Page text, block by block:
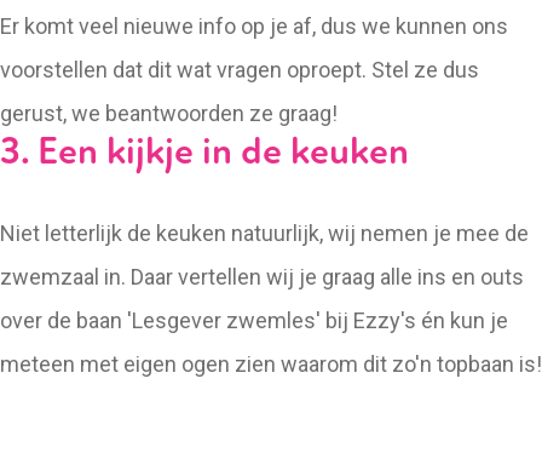
Er komt veel nieuwe info op je af, dus we kunnen ons
voorstellen dat dit wat vragen oproept. Stel ze dus
gerust, we beantwoorden ze graag!
3. Een kijkje in de keuken
Niet letterlijk de keuken natuurlijk, wij nemen je mee de
zwemzaal in. Daar vertellen wij je graag alle ins en outs
over de baan 'Lesgever zwemles' bij Ezzy's én kun je
meteen met eigen ogen zien waarom dit zo'n topbaan is!